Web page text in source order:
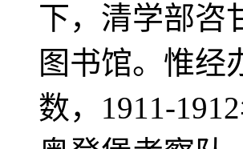
下，清学部咨
图书馆。惟经
数，1911-